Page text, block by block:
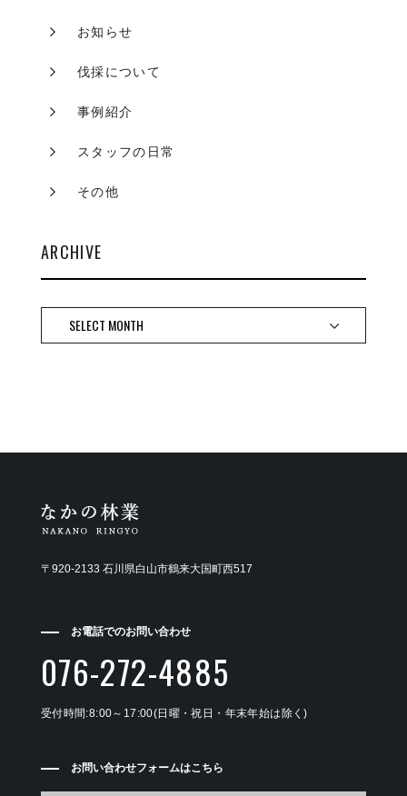
お知らせ
伐採について
事例紹介
スタッフの日常
その他
ARCHIVE
〒920-2133 石川県白山市鶴来大国町西517
お電話でのお問い合わせ
076-272-4885
受付時間:8:00～17:00(日曜・祝日・年末年始は除く)
お問い合わせフォームはこちら